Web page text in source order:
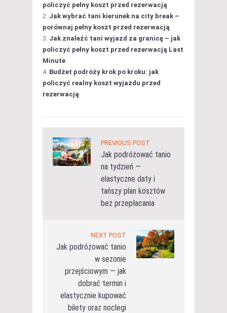
policzyć pełny koszt przed rezerwacją
Jak wybrać tani kierunek na city break –
porównaj pełny koszt przed rezerwacją
Jak znaleźć tani wyjazd za granicę – jak
policzyć pełny koszt przed rezerwacją Last
Minute
Budżet podróży krok po kroku: jak
policzyć realny koszt wyjazdu przed
rezerwacją
PREVIOUS POST
Jak podróżować tanio
na tydzień —
elastyczne daty i
tańszy plan kosztów
bez przepłacania
NEXT POST
Jak podróżować tanio
w sezonie
przejściowym — jak
dobrać termin i
elastycznie kupować
bilety oraz noclegi